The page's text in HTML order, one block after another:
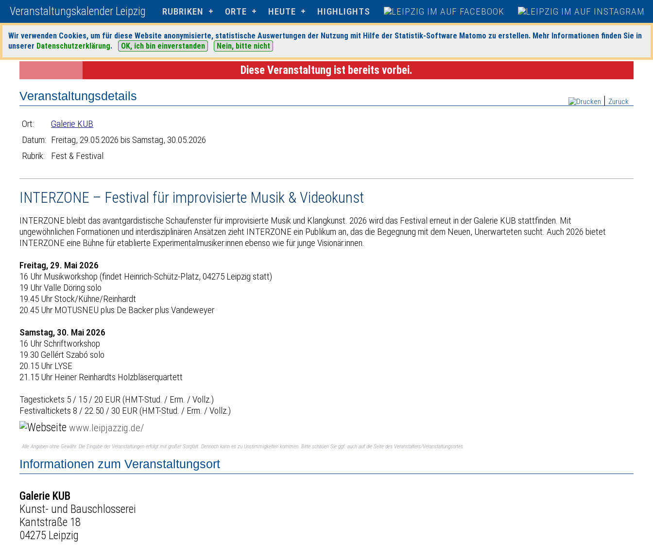
Veranstaltungskalender Leipzig RUBRIKEN ORTE HEUTE HIGHLIGHTS
Wir verwenden Cookies, um für diese Website anonymisierte, statistische Auswertungen der Nutzung mit Hilfe der Statistik-Software Matomo zu erstellen. Mehr Informationen finden Sie in
unserer Datenschutzerklärung. OK, ich bin einverstanden Nein, bitte nicht
Startseite>Veranstaltungen>Suche> Fest & Festival>Galerie KUB > Veranstaltungsdetails
Diese Veranstaltung ist bereits vorbei.
Zurück
Veranstaltungsdetails
Ort:
Galerie KUB
Datum: Freitag, 29.05.2026 bis Samstag, 30.05.2026
Rubrik:
Fest & Festival
INTERZONE – Festival für improvisierte Musik & Videokunst
INTERZONE bleibt das avantgardistische Schaufenster für improvisierte Musik und Klangkunst. 2026 wird das Festival erneut in der Galerie KUB stattfinden. Mit
ungewöhnlichen Formationen und interdisziplinären Ansätzen zieht INTERZONE ein Publikum an, das die Begegnung mit dem Neuen, Unerwarteten sucht. Auch 2026 bietet
INTERZONE eine Bühne für etablierte Experimentalmusiker:innen ebenso wie für junge Visionär:innen.
Freitag, 29. Mai 2026
16 Uhr Musikworkshop (findet Heinrich-Schütz-Platz, 04275 Leipzig statt)
19 Uhr Valle Döring solo
19.45 Uhr Stock/Kühne/Reinhardt
20.45 Uhr MOTUSNEU plus De Backer plus Vandeweyer
Samstag, 30. Mai 2026
16 Uhr Schriftworkshop
19.30 Gellért Szabó solo
20.15 Uhr LYSE
21.15 Uhr Heiner Reinhardts Holzbläserquartett
Tagestickets 5 / 15 / 20 EUR (HMT-Stud. / Erm. / Vollz.)
Festivaltickets 8 / 22.50 / 30 EUR (HMT-Stud. / Erm. / Vollz.)
www.leipjazzig.de/
Alle Angaben ohne Gewähr. Die Eingabe der Veranstaltungen erfolgt mit großer Sorgfalt. Dennoch kann es zu Unstimmigkeiten kommen. Bitte schauen Sie ggf. auch auf die Seite des Veranstalters/Veranstaltungsortes.
Informationen zum Veranstaltungsort
Galerie KUB
Kunst- und Bauschlosserei
Kantstraße 18
04275 Leipzig